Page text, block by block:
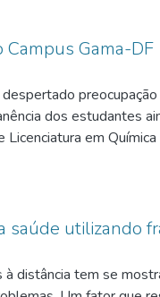
ou seja, 20% da
realizados
Forest (RF) e
entre os demais
Gama-DF
dos estudantes
em
ao período de
instituição. Para a
concluintes e
ao longo do
diretamente
diferenças
saúde utilizando
distância tem se